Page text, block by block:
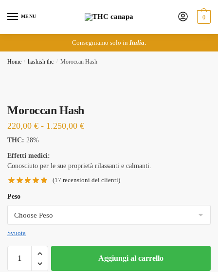
MENU 0
Consegniamo solo in Italia.
Home / hashish thc / Moroccan Hash
Moroccan Hash
220,00 € - 1.250,00 €Fascia
da
220,00 €
1.250,00 €
THC: 28%
Effetti medici:
Conosciuto per le sue proprietà rilassanti e calmanti.
(17 recensioni dei clienti)
Peso
Svuota
Hash
Aggiungi al carrello